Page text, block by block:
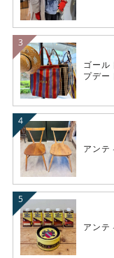
ゴール
プデー
アン
アン